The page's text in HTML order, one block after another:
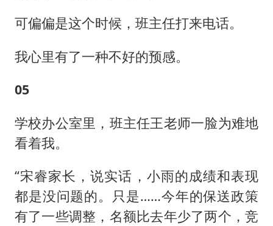
可偏偏是这个时候，班主任打来电话。
我心里有了一种不好的预感。
05
学校办公室里，班主任王老师一脸为难地
看着我。
“宋睿家长，说实话，小雨的成绩和表现
都是没问题的。只是……今年的保送政策
有了一些调整，名额比去年少了两个，竞